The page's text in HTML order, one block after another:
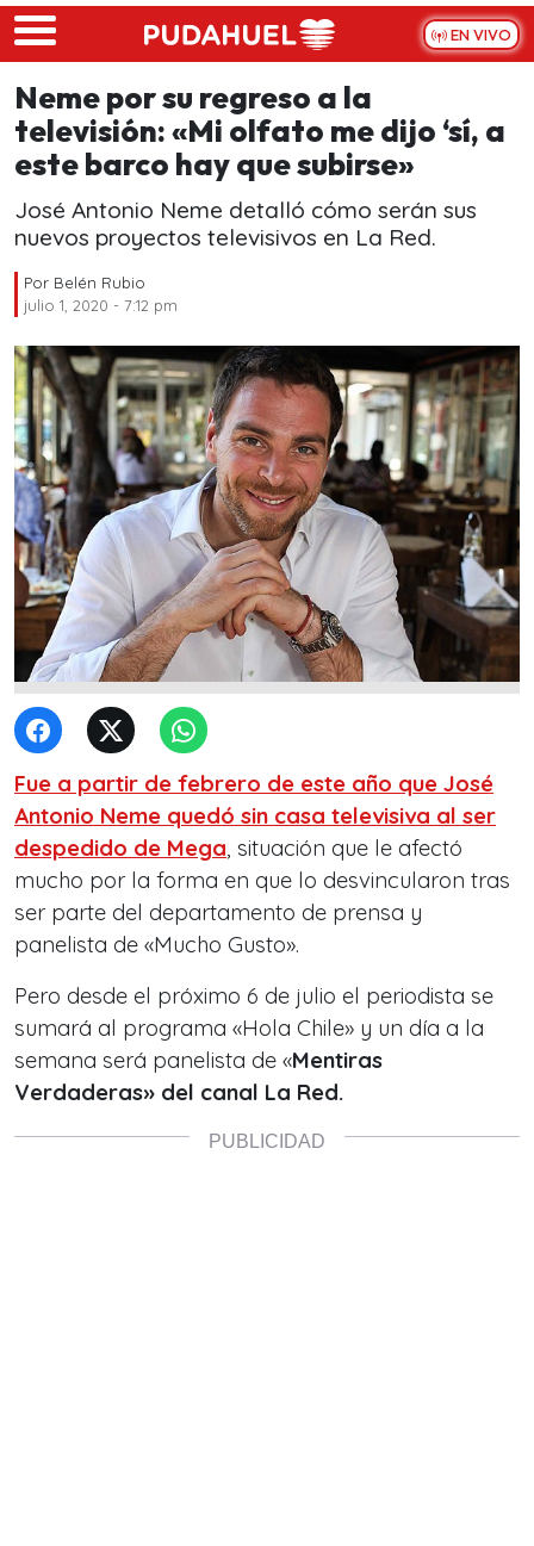
Skip to main content
EN VIVO
Neme por su regreso a la
televisión: «Mi olfato me dijo ‘sí, a
este barco hay que subirse»
José Antonio Neme detalló cómo serán sus
nuevos proyectos televisivos en La Red.
Por Belén Rubio
julio 1, 2020 - 7:12 pm
Fue a partir de febrero de este año que José
Antonio Neme quedó sin casa televisiva al ser
despedido de Mega, situación que le afectó
mucho por la forma en que lo desvincularon tras
ser parte del departamento de prensa y
panelista de «Mucho Gusto».
Pero desde el próximo 6 de julio el periodista se
sumará al programa «Hola Chile» y un día a la
semana será panelista de «Mentiras
Verdaderas» del canal La Red.